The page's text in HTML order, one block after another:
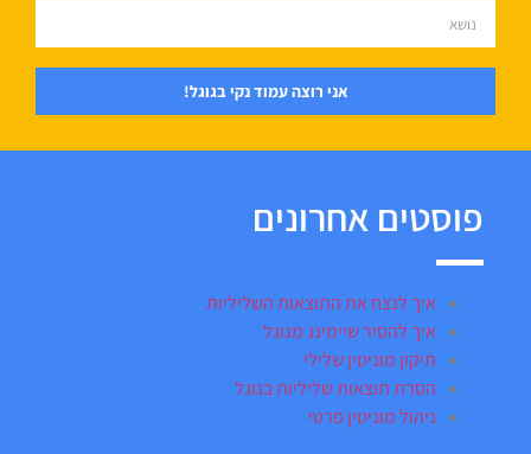
אני רוצה עמוד נקי בגוגל!
פוסטים אחרונים
איך לנצח את התוצאות השליליות
איך להסיר שיימינג מגוגל
תיקון מוניטין שלילי
הסרת תוצאות שליליות בגוגל
ניהול מוניטין פרטי